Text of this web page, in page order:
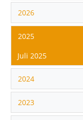
2026
2025
Juli 2025
2024
2023